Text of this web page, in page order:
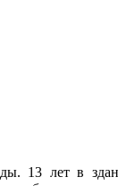
13 лет в